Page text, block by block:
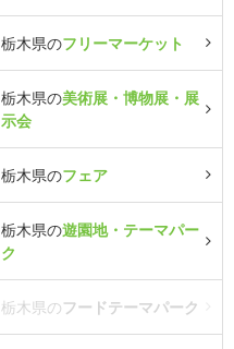
栃木県のフリーマーケット
栃木県の美術展・博物展・展
示会
栃木県のフェア
栃木県の遊園地・テーマパー
ク
栃木県のフードテーマパーク